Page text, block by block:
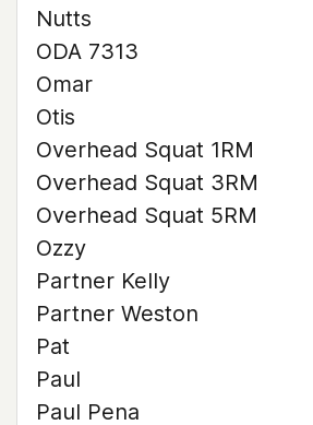
Nutts
ODA 7313
Omar
Otis
Overhead Squat 1RM
Overhead Squat 3RM
Overhead Squat 5RM
Ozzy
Partner Kelly
Partner Weston
Pat
Paul
Paul Pena